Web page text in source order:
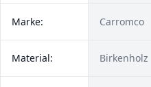
Marke: Carromco
Material: Birkenholz